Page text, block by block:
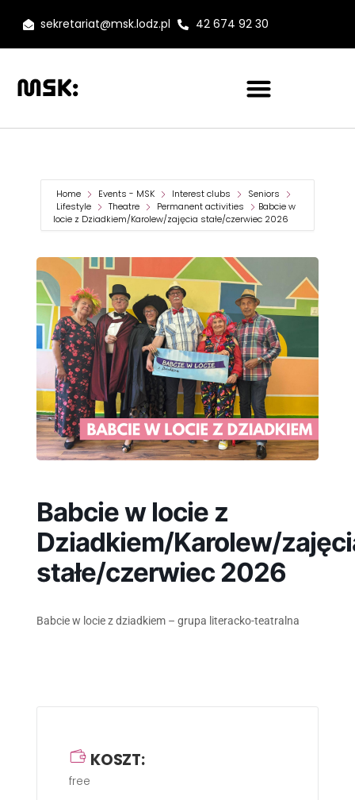
sekretariat@msk.lodz.pl 42 674 92 30
Home Events - MSK Interest clubs
Seniors
Lifestyle
Theatre Permanent activities
Babcie w
locie z Dziadkiem/Karolew/zajęcia stałe/czerwiec 2026
Babcie w locie z
Dziadkiem/Karolew/
stałe/czerwiec 2026
Babcie w locie z dziadkiem – grupa literacko-teatralna
KOSZT:
free